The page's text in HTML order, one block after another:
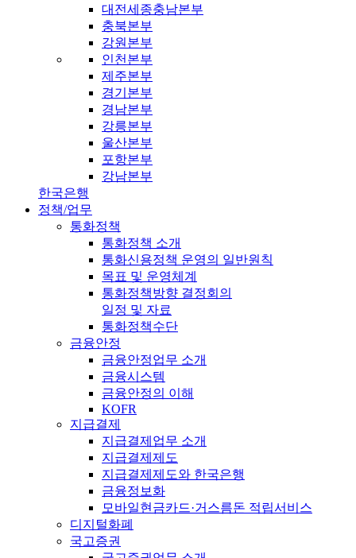
대전세종충남본부
충북본부
강원본부
인천본부
제주본부
경기본부
경남본부
강릉본부
울산본부
포항본부
강남본부
한국은행
정책/업무
통화정책
통화정책 소개
통화신용정책 운영의 일반원칙
목표 및 운영체계
통화정책방향 결정회의
일정 및 자료
통화정책수단
금융안정
금융안정업무 소개
금융시스템
금융안정의 이해
KOFR
지급결제
지급결제업무 소개
지급결제제도
지급결제제도와 한국은행
금융정보화
모바일현금카드·거스름돈 적립서비스
디지털화폐
국고증권